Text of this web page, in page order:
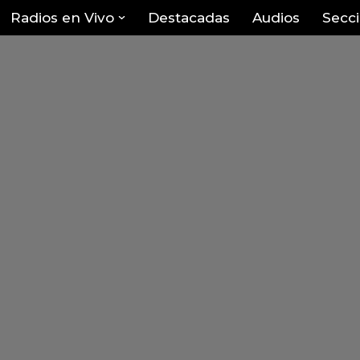
Radios en Vivo Destacadas Audios